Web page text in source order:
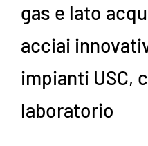
gas e lato
acciai
impianti USC,
laboratorio